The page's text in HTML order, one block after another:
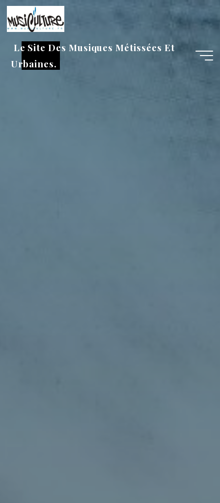
Aller
au
contenu
Le Site Des Musiques Métissées Et
Urbaines.